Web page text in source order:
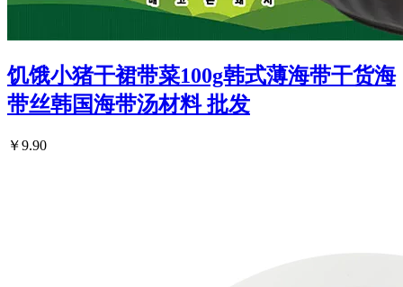
饥饿小猪干裙带菜100g韩式薄海带干货海
带丝韩国海带汤材料 批发
￥9.90